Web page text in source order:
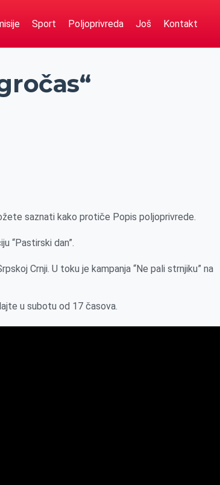
Sport Poljoprivreda Još Kontakt
saznati kako protiče Popis poljoprivrede.
“Pastirski dan”.
Crnji. U toku je kampanja “Ne pali strnjiku” na
u subotu od 17 časova.